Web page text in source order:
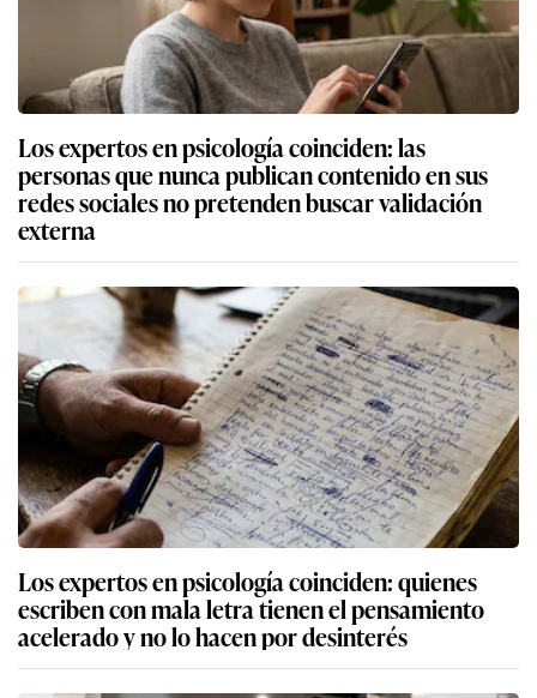
Los expertos en psicología coinciden: las
personas que nunca publican contenido en sus
redes sociales no pretenden buscar validación
externa
Los expertos en psicología coinciden: quienes
escriben con mala letra tienen el pensamiento
acelerado y no lo hacen por desinterés